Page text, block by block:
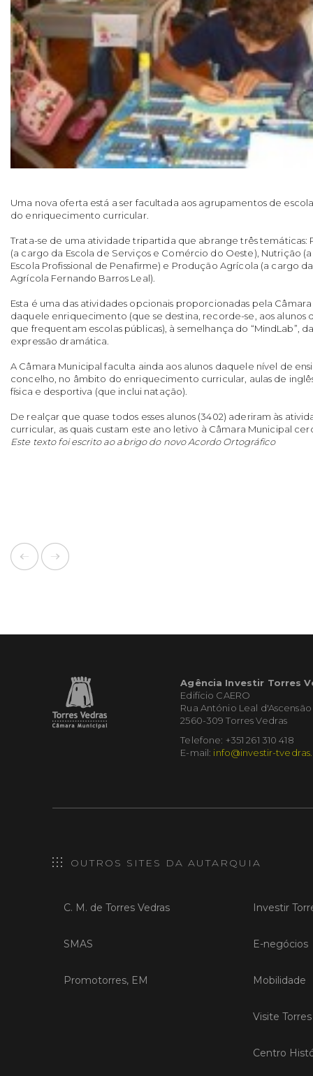
Uma nova oferta está a ser facultada aos agrupamentos de
do enriquecimento curricular.
Trata-se de uma atividade tripartida que abrange três temáticas:
(a cargo da Escola de Serviços e Comércio do Oeste), Nutrição (a
Escola Profissional de Penafirme) e Produção Agrícola (a cargo
Agrícola Fernando Barros Leal).
Esta é uma das atividades opcionais proporcionadas pela
daquele enriquecimento (que se destina, recorde-se, aos alunos
que frequentam escolas públicas), à semelhança do “MindLab”,
expressão dramática.
A Câmara Municipal faculta ainda aos alunos daquele nível de
concelho, no âmbito do enriquecimento curricular, aulas de
física e desportiva (que inclui natação).
De realçar que quase todos esses alunos (3402) aderiram às
curricular, as quais custam este ano letivo à Câmara Municipal
Este texto foi escrito ao abrigo do novo Acordo Ortográfico
Agência Investir Torres
Edifício CAERO
Rua António Leal d'Ascensão
2560-309 Torres Vedras
Telefone: +351 261 310 418
E-mail: info@investir-
OUTROS SITES DA AUTARQUIA
C. M. de Torres Vedras
SMAS
Promotorres, EM
Investir
E-negócios
Mobilidade
Visite
Centro